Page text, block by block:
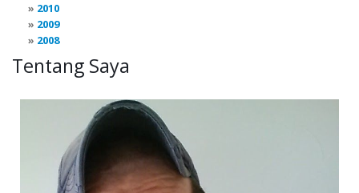
2010
2009
2008
Tentang Saya